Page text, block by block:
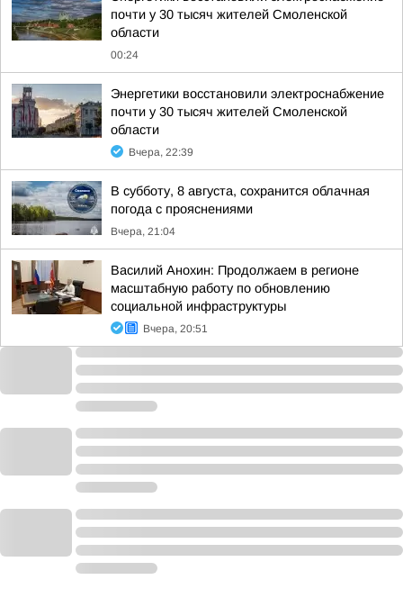
почти у 30 тысяч жителей Смоленской
области
00:24
Энергетики восстановили электроснабжение
почти у 30 тысяч жителей Смоленской
области
Вчера, 22:39
В субботу, 8 августа, сохранится облачная
погода с прояснениями
Вчера, 21:04
Василий Анохин: Продолжаем в регионе
масштабную работу по обновлению
социальной инфраструктуры
Вчера, 20:51